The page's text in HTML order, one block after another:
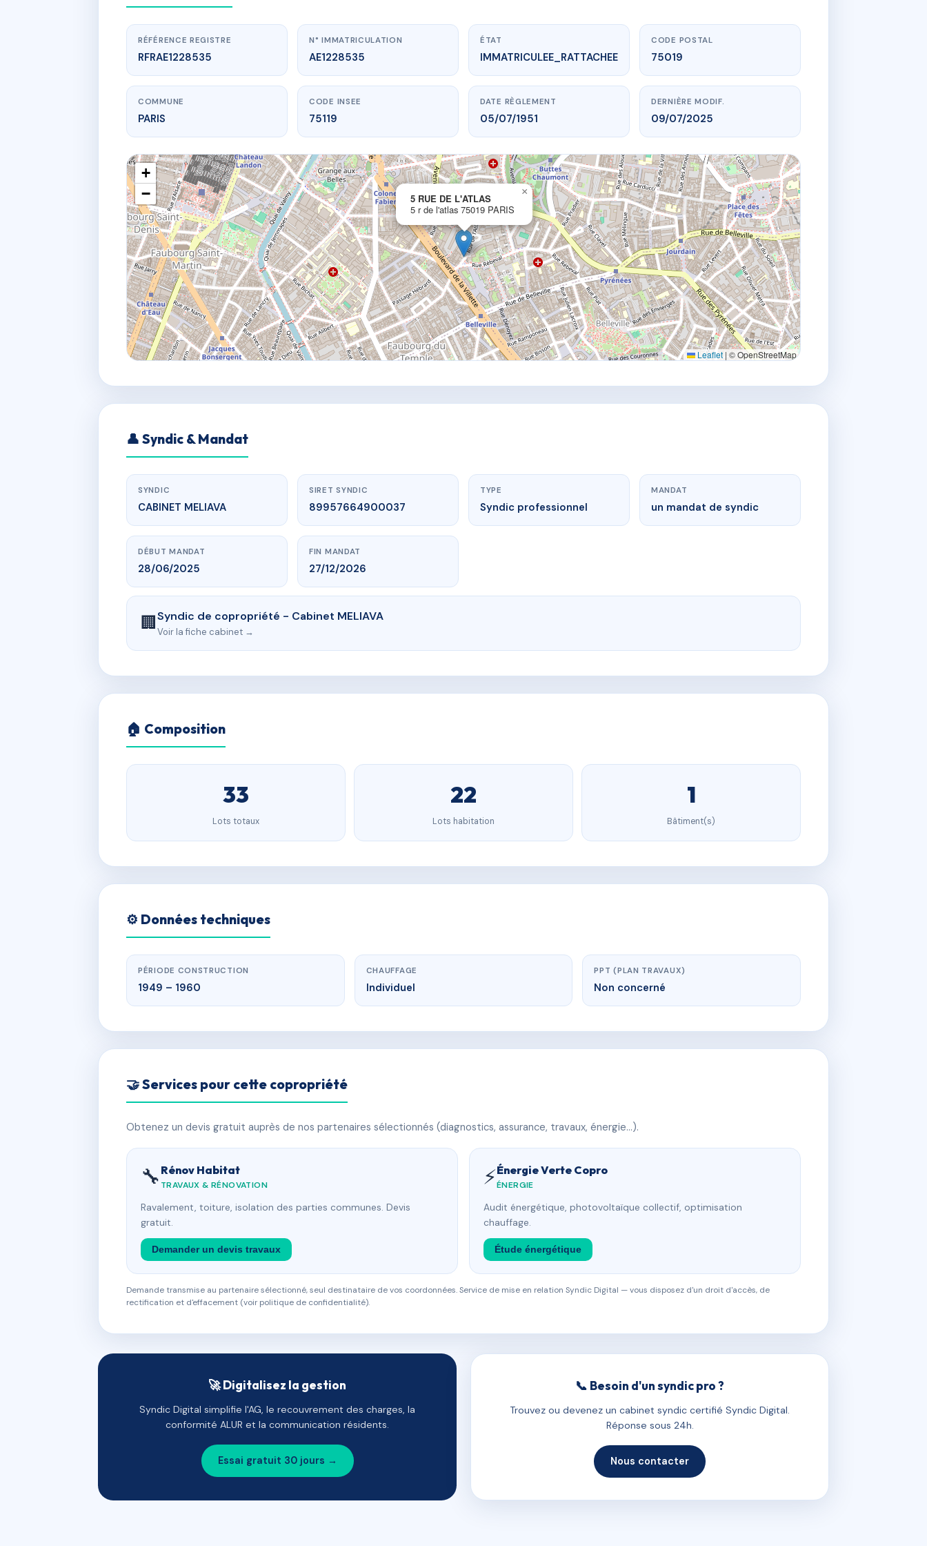
www.vme.plus/AE1228535
5 RUE DE L'ATLAS
5 r de l'atlas75019 PARIS
RÉFÉRENCE REGISTRE
RFRAE1228535
N° IMMATRICULATION
AE1228535
ÉTAT
IMMATRICULEE_RATTACHEE
CODE POSTAL
75019
COMMUNE
PARIS
CODE INSEE
75119
DATE RÈGLEMENT
05/07/1951
DERNIÈRE MODIF.
09/07/2025
5 RUE DE L'ATLAS
5 r de l'atlas 75019 PARIS
×
+
−
Leaflet | © OpenStreetMap
👤 Syndic & Mandat
SYNDIC
CABINET MELIAVA
SIRET SYNDIC
89957664900037
TYPE
Syndic professionnel
MANDAT
un mandat de syndic
DÉBUT MANDAT
28/06/2025
FIN MANDAT
27/12/2026
🏢Syndic de copropriété - Cabinet MELIAVA
Voir la fiche cabinet →
🏠 Composition
33
Lots totaux
22
Lots habitation
1
Bâtiment(s)
⚙️ Données techniques
PÉRIODE CONSTRUCTION
1949 – 1960
CHAUFFAGE
Individuel
PPT (PLAN TRAVAUX)
Non concerné
🤝 Services pour cette copropriété
Obtenez un devis gratuit auprès de nos partenaires sélectionnés (diagnostics, assurance, travaux, énergie…).
🔧 Rénov Habitat
TRAVAUX & RÉNOVATION
Ravalement, toiture, isolation des parties communes. Devis
gratuit.
Demander un devis travaux
⚡Énergie Verte Copro
ÉNERGIE
Audit énergétique, photovoltaïque collectif, optimisation
chauffage.
Étude énergétique
Demande transmise au partenaire sélectionné, seul destinataire de vos coordonnées. Service de mise en relation Syndic Digital — vous disposez d'un droit d'accès, de
rectification et d'effacement (voir politique de confidentialité).
🚀 Digitalisez la gestion
Syndic Digital simplifie l'AG, le recouvrement des charges, la
conformité ALUR et la communication résidents.
Essai gratuit 30 jours →
📞 Besoin d'un syndic pro ?
Trouvez ou devenez un cabinet syndic certifié Syndic Digital.
Réponse sous 24h.
Nous contacter